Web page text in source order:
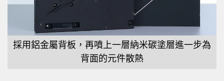
採用鋁金屬背板，再噴上一層納米碳塗層進一步為
背面的元件散熱